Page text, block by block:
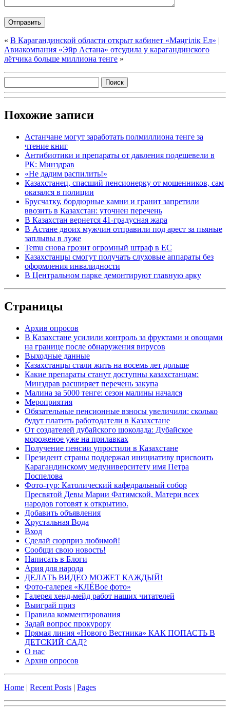
« В Карагандинской области открыт кабинет «Мәңгілік Ел» |
Авиакомпания «Эйр Астана» отсудила у карагандинского
лётчика больше миллиона тенге »
Похожие записи
Астанчане могут заработать полмиллиона тенге за
чтение книг
Антибиотики и препараты от давления подешевели в
РК: Минздрав
«Не дадим распилить!»
Казахстанец, спасший пенсионерку от мошенников, сам
оказался в полиции
Брусчатку, бордюрные камни и гранит запретили
ввозить в Казахстан: уточнен перечень
В Казахстан вернется 41-градусная жара
В Астане двоих мужчин отправили под арест за пьяные
заплывы в луже
Temu снова грозит огромный штраф в ЕС
Казахстанцы смогут получать слуховые аппараты без
оформления инвалидности
В Центральном парке демонтируют главную арку
Страницы
Архив опросов
В Казахстане усилили контроль за фруктами и овощами
на границе после обнаружения вирусов
Выходные данные
Казахстанцы стали жить на восемь лет дольше
Какие препараты станут доступны казахстанцам:
Минздрав расширяет перечень закупа
Малина за 5000 тенге: сезон малины начался
Мероприятия
Обязательные пенсионные взносы увеличили: сколько
будут платить работодатели в Казахстане
От создателей дубайского шоколада: Дубайское
мороженое уже на прилавках
Получение пенсии упростили в Казахстане
Президент страны поддержал инициативу присвоить
Карагандинскому медуниверситету имя Петра
Поспелова
Фото-тур: Католический кафедральный собор
Пресвятой Девы Марии Фатимской, Матери всех
народов готовят к открытию.
Добавить объявления
Хрустальная Вода
Вход
Сделай сюрприз любимой!
Сообщи свою новость!
Написать в Блоги
Ария для народа
ДЕЛАТЬ ВИДЕО МОЖЕТ КАЖДЫЙ!
Фото-галерея «КЛЁВое фото»
Галерея хенд-мейд работ наших читателей
Выиграй приз
Правила комментирования
Задай вопрос прокурору
Прямая линия «Нового Вестника» КАК ПОПАСТЬ В
ДЕТСКИЙ САД?
О нас
Архив опросов
Home | Recent Posts | Pages